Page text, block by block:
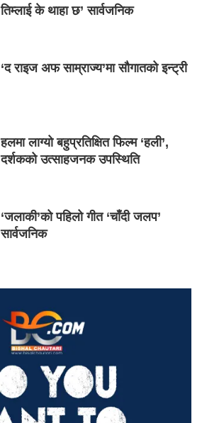
तिम्लाई के थाहा छ’ सार्वजनिक
‘द राइज अफ साम्राज्य’मा सौगातको इन्ट्री
हलमा लाग्यो बहुप्रतिक्षित फिल्म ‘हली’,
दर्शकको उत्साहजनक उपस्थिति
‘जलाकी’को पहिलो गीत ‘चाँदी जलप’
सार्वजनिक